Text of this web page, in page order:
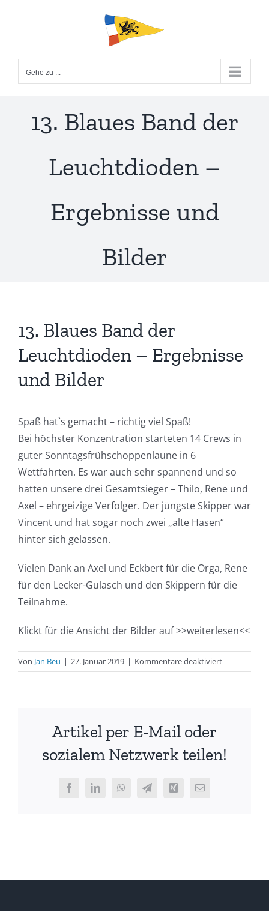
Gehe zu ...
13. Blaues Band der
Leuchtdioden –
Ergebnisse und
Bilder
13. Blaues Band der
Leuchtdioden – Ergebnisse
und Bilder
Spaß hat`s gemacht – richtig viel Spaß!
Bei höchster Konzentration starteten 14 Crews in
guter Sonntagsfrühschoppenlaune in 6
Wettfahrten. Es war auch sehr spannend und so
hatten unsere drei Gesamtsieger – Thilo, Rene und
Axel – ehrgeizige Verfolger. Der jüngste Skipper war
Vincent und hat sogar noch zwei „alte Hasen“
hinter sich gelassen.
Vielen Dank an Axel und Eckbert für die Orga, Rene
für den Lecker-Gulasch und den Skippern für die
Teilnahme.
Klickt für die Ansicht der Bilder auf >>weiterlesen<<
Von Jan Beu | 27. Januar 2019 | Kommentare deaktiviertfür
13.
Ergebnisse
Artikel per E-Mail oder
sozialem Netzwerk teilen!
FacebookLinkedInWhatsAppTelegramXing
E-